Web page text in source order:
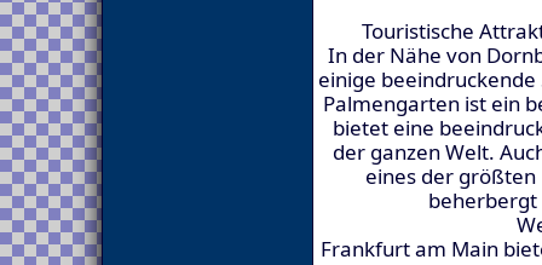
Touristische
In der Nähe von
einige
Palmengarten ist ein
bietet eine
der ganzen Welt.
eines der
beherbergt
Frankfurt am Main